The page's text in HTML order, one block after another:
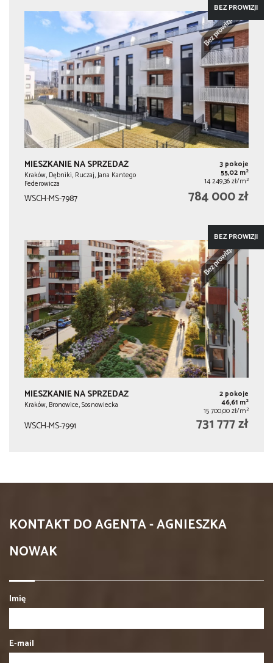
BEZ PROWIZJI
MIESZKANIE NA SPRZEDAŻ
Kraków, Dębniki, Ruczaj, Jana Kantego
Federowicza
3 pokoje
55,02 m2
14 249,36 zł/m2
WSCH-MS-7987 784 000 zł
BEZ PROWIZJI
MIESZKANIE NA SPRZEDAŻ
Kraków, Bronowice, Sosnowiecka
2 pokoje
46,61 m2
15 700,00 zł/m2
WSCH-MS-7991 731 777 zł
KONTAKT DO AGENTA - AGNIESZKA
NOWAK
Imię
E-mail